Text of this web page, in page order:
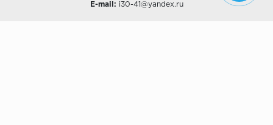
E-mail: i30-41@yandex.ru